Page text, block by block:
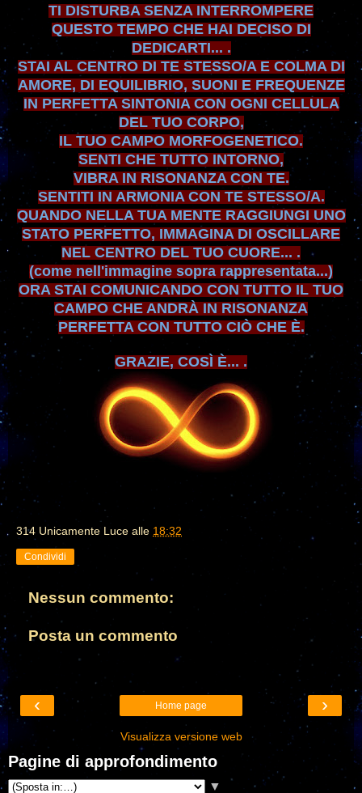
TI DISTURBA SENZA INTERROMPERE
QUESTO TEMPOCHE HAI DECISO DI
DEDICARTI... .
STAI AL CENTRO DI TE STESSO/A E COLMA DI
AMORE, DI EQUILIBRIO, SUONI E FREQUENZE
IN PERFETTA SINTONIA CON OGNI CELLULA
DEL TUO CORPO,
IL TUO CAMPO MORFOGENETICO.
SENTI CHE TUTTO INTORNO,
VIBRA IN RISONANZA CON TE.
SENTITI IN ARMONIA CON TE STESSO/A.
QUANDO NELLA TUA MENTE RAGGIUNGI UNO
STATO PERFETTO, IMMAGINA DI OSCILLARE
NEL CENTRO DEL TUO CUORE... .
(come nell'immagine sopra rappresentata...)
ORA STAI COMUNICANDO CON TUTTO IL TUO
CAMPO CHE ANDRÀ IN RISONANZA
PERFETTA CON TUTTO CIÒ CHE È.
GRAZIE, COSÌ È... .
314 Unicamente Luce alle 18:32
Condividi
Nessun commento:
Posta un commento
‹ ›
Home page
Visualizza versione web
Pagine di approfondimento
▼